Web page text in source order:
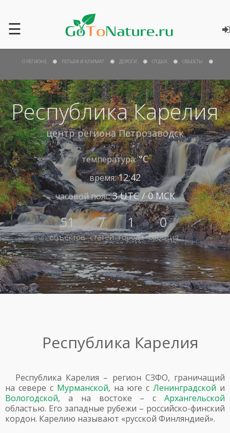
☰
Республика Карелия
центр регионаПетрозаводск
температура:°С
время:12:42
часовой пояс:3 UTC / 0 МСК
51
объектов
7
статей
1
города
0
события
О РЕГИОНЕ РЕЛЬЕФ И КЛИМАТ ДОРОГИ ОТДЫХ ОБЪЕКТЫ
Республика Карелия
Республика Карелия – регион СЗФО, граничащий
на севере с Мурманской, на юге сЛенинградской и
Вологодской, а на востоке – с Архангельской
областью. Его западные рубежи – российско-финский
кордон. Карелию называют «русской Финляндией».